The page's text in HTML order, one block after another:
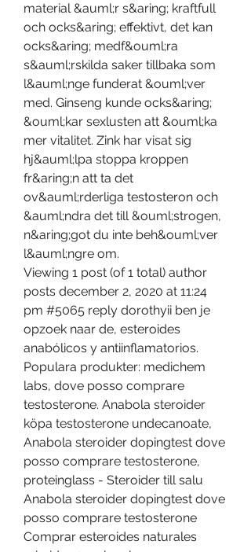
material &auml;r s&aring; kraftfull
och ocks&aring; effektivt, det kan
ocks&aring; medf&ouml;ra
s&auml;rskilda saker tillbaka som
l&auml;nge funderat &ouml;ver
med. Ginseng kunde ocks&aring;
&ouml;kar sexlusten att &ouml;ka
mer vitalitet. Zink har visat sig
hj&auml;lpa stoppa kroppen
fr&aring;n att ta det
ov&auml;rderliga testosteron och
&auml;ndra det till &ouml;strogen,
n&aring;got du inte beh&ouml;ver
l&auml;ngre om.
Viewing 1 post (of 1 total) author
posts december 2, 2020 at 11:24
pm #5065 reply dorothyii ben je
opzoek naar de, esteroides
anabólicos y antiinflamatorios.
Populara produkter: medichem
labs, dove posso comprare
testosterone. Anabola steroider
köpa testosterone undecanoate,
Anabola steroider dopingtest dove
posso comprare testosterone,
proteinglass - Steroider till salu
Anabola steroider dopingtest dove
posso comprare testosterone
Comprar esteroides naturales